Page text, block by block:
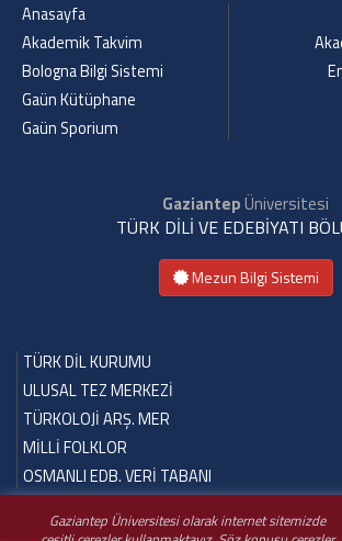
Gaziantep Üniversitesi olarak internet sitemizde
Anasayfa
Akademik Takvim
Bologna Bilgi Sistemi
Gaün Kütüphane
Gaün Sporium
GaziantepÜniversitesi
TÜRK DİLİ VE EDEBİYATI
Mezun Bilgi Sistemi
TÜRK DİL KURUMU
ULUSAL TEZ MERKEZİ
TÜRKOLOJİ ARŞ. MER
MİLLİ FOLKLOR
OSMANLI EDB. VERİ TABANI